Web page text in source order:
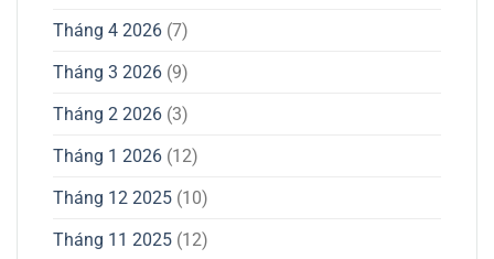
Tháng 4 2026 (7)
Tháng 3 2026 (9)
Tháng 2 2026 (3)
Tháng 1 2026 (12)
Tháng 12 2025 (10)
Tháng 11 2025 (12)